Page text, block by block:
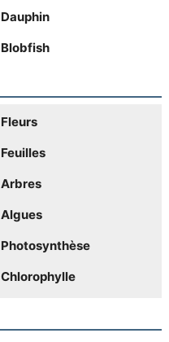
Dauphin
Blobfish
Fleurs
Feuilles
Arbres
Algues
Photosynthèse
Chlorophylle